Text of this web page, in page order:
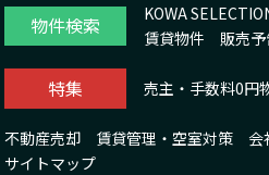
物件検索 KOWA
賃貸物件
販売
特集 売主・手数料0円
不動産売却 賃貸管理・空室対策 会
サイトマップ